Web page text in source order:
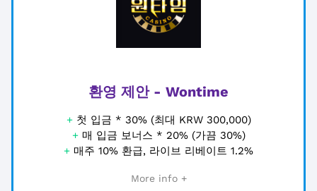
환영 제안 - Wontime
+ 첫 입금 * 30% (최대 KRW 300,000)
+ 매 입금 보너스 * 20% (가끔 30%)
+ 매주 10% 환급, 라이브 리베이트 1.2%
More info +